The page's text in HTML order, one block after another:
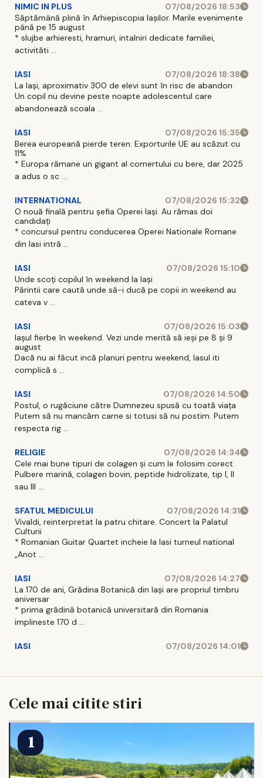
NIMIC IN PLUS
07/08/2026 18:53
Săptămână plină în Arhiepiscopia Iașilor. Marile evenimente
până pe 15 august
* slujbe arhieresti, hramuri, intalniri dedicate familiei,
activităti ...
IASI
07/08/2026 18:38
La Iași, aproximativ 300 de elevi sunt în risc de abandon
Un copil nu devine peste noapte adolescentul care
abandonează scoala ...
IASI
07/08/2026 15:35
Berea europeană pierde teren. Exporturile UE au scăzut cu
11%
* Europa rămane un gigant al comertului cu bere, dar 2025
a adus o sc ...
INTERNATIONAL
07/08/2026 15:32
O nouă finală pentru șefia Operei Iași. Au rămas doi
candidați
* concursul pentru conducerea Operei Nationale Romane
din Iasi intră ...
IASI
07/08/2026 15:10
Unde scoți copilul în weekend la Iași
Părintii care caută unde să-i ducă pe copii in weekend au
cateva v ...
IASI
07/08/2026 15:03
Iașul fierbe în weekend. Vezi unde merită să ieși pe 8 și 9
august
Dacă nu ai făcut incă planuri pentru weekend, Iasul iti
complică s ...
IASI
07/08/2026 14:50
Postul, o rugăciune către Dumnezeu spusă cu toată viața
Putem să nu mancăm carne si totusi să nu postim. Putem
respecta rig ...
RELIGIE
07/08/2026 14:34
Cele mai bune tipuri de colagen și cum le folosim corect
Pulbere marină, colagen bovin, peptide hidrolizate, tip I, II
sau III ...
SFATUL MEDICULUI
07/08/2026 14:31
Vivaldi, reinterpretat la patru chitare. Concert la Palatul
Culturii
* Romanian Guitar Quartet incheie la Iasi turneul national
„Anot ...
IASI
07/08/2026 14:27
La 170 de ani, Grădina Botanică din Iași are propriul timbru
aniversar
* prima grădină botanică universitară din Romania
implineste 170 d ...
IASI 07/08/2026 14:01
Cele mai citite stiri